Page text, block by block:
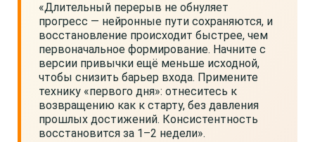
«Длительный перерыв не обнуляет
прогресс — нейронные пути сохраняются, и
восстановление происходит быстрее, чем
первоначальное формирование. Начните с
версии привычки ещё меньше исходной,
чтобы снизить барьер входа. Примените
технику «первого дня»: отнеситесь к
возвращению как к старту, без давления
прошлых достижений. Консистентность
восстановится за 1–2 недели».